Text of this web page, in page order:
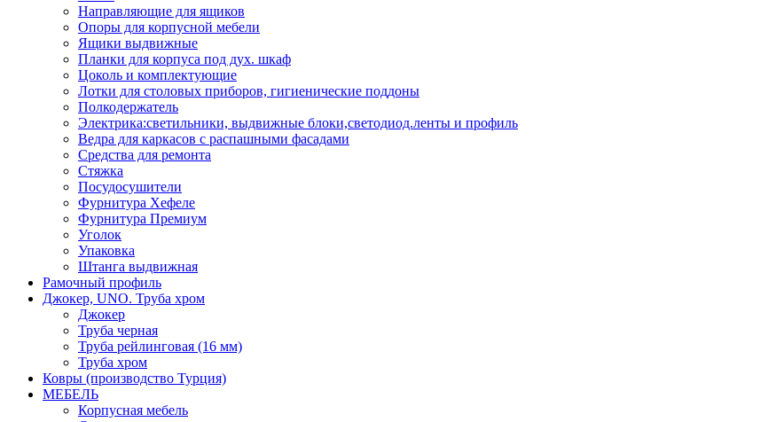
Направляющие для ящиков
Опоры для корпусной мебели
Ящики выдвижные
Планки для корпуса под дух. шкаф
Цоколь и комплектующие
Лотки для столовых приборов, гигиенические поддоны
Полкодержатель
Электрика:светильники, выдвижные блоки,светодиод.ленты и профиль
Ведра для каркасов с распашными фасадами
Средства для ремонта
Стяжка
Посудосушители
Фурнитура Хефеле
Фурнитура Премиум
Уголок
Упаковка
Штанга выдвижная
Рамочный профиль
Джокер, UNO. Труба хром
Джокер
Труба черная
Труба рейлинговая (16 мм)
Труба хром
Ковры (производство Турция)
МЕБЕЛЬ
Корпусная мебель